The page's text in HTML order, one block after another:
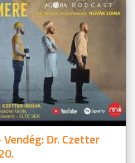
Dr. Czetter